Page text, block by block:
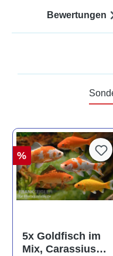
Bewertungen
%
5x Goldfisch im
Mix, Carassius